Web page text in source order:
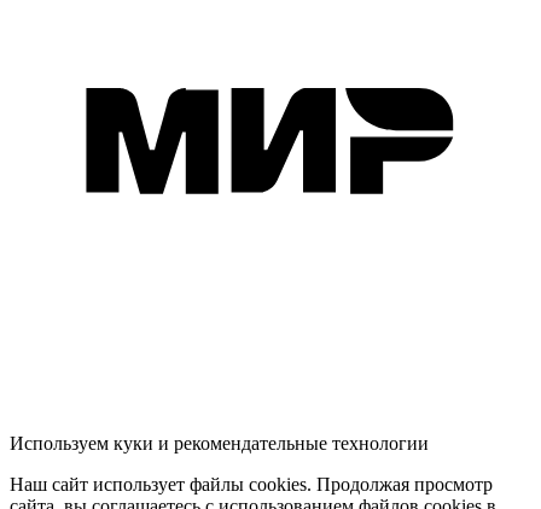
Используем куки и рекомендательные технологии
Наш сайт использует файлы cookies. Продолжая просмотр